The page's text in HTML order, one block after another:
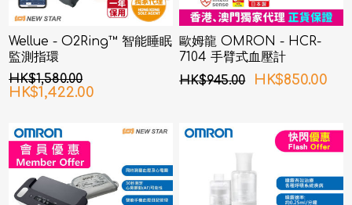
Wellue - O2Ring™ 智能睡眠
監測指環
HK$1,580.00
HK$1,422.00
歐姆龍 OMRON - HCR-
7104 手臂式血壓計
HK$945.00
HK$850.00